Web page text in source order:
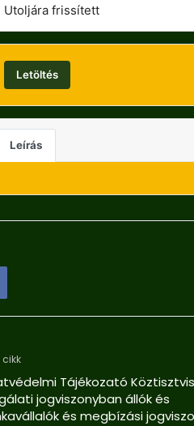
Utoljára frissített
Letöltés
Leírás
cikk
Tájékozató
jogviszonyban állók és
és megbízási